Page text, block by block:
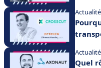
Actualité
Actualité
Quel